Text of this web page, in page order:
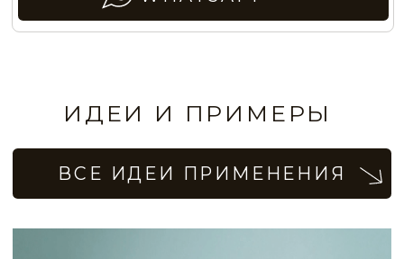
Матовый эффект бежевых стен